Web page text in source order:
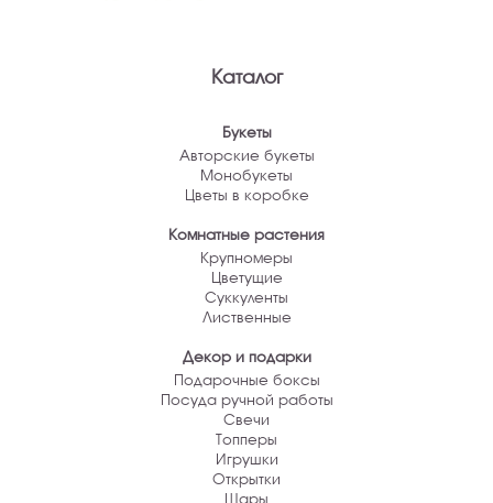
Каталог
Букеты
Авторские букеты
Монобукеты
Цветы в коробке
Комнатные растения
Крупномеры
Цветущие
Суккуленты
Лиственные
Декор и подарки
Подарочные боксы
Посуда ручной работы
Свечи
Топперы
Игрушки
Открытки